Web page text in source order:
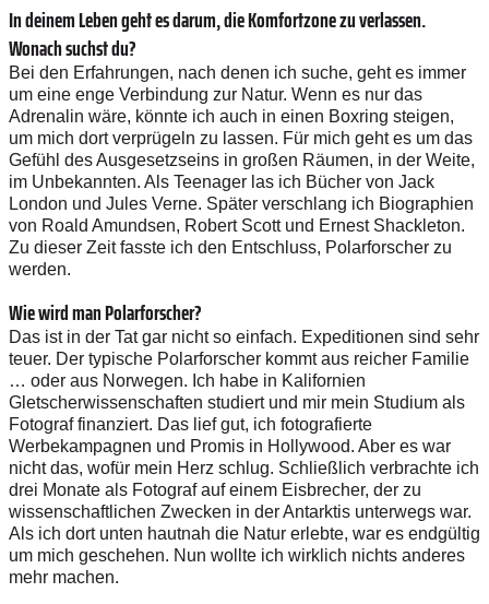
In deinem Leben geht es darum, die Komfortzone zu verlassen.
Wonach suchst du?
Bei den Erfahrungen, nach denen ich suche, geht es immer
um eine enge Verbindung zur Natur. Wenn es nur das
Adrenalin wäre, könnte ich auch in einen Boxring steigen,
um mich dort verprügeln zu lassen. Für mich geht es um das
Gefühl des Ausgesetzseins in großen Räumen, in der Weite,
im Unbekannten. Als Teenager las ich Bücher von Jack
London und Jules Verne. Später verschlang ich Biographien
von Roald Amundsen, Robert Scott und Ernest Shackleton.
Zu dieser Zeit fasste ich den Entschluss, Polarforscher zu
werden.
Wie wird man Polarforscher?
Das ist in der Tat gar nicht so einfach. Expeditionen sind sehr
teuer. Der typische Polarforscher kommt aus reicher Familie
… oder aus Norwegen. Ich habe in Kalifornien
Gletscherwissenschaften studiert und mir mein Studium als
Fotograf finanziert. Das lief gut, ich fotografierte
Werbekampagnen und Promis in Hollywood. Aber es war
nicht das, wofür mein Herz schlug. Schließlich verbrachte ich
drei Monate als Fotograf auf einem Eisbrecher, der zu
wissenschaftlichen Zwecken in der Antarktis unterwegs war.
Als ich dort unten hautnah die Natur erlebte, war es endgültig
um mich geschehen. Nun wollte ich wirklich nichts anderes
mehr machen.